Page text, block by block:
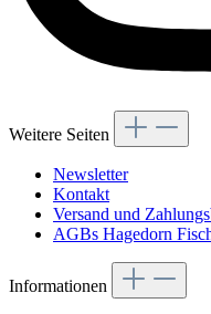
Weitere Seiten
Newsletter
Kontakt
Versand und
AGBs Hagedorn
Informationen